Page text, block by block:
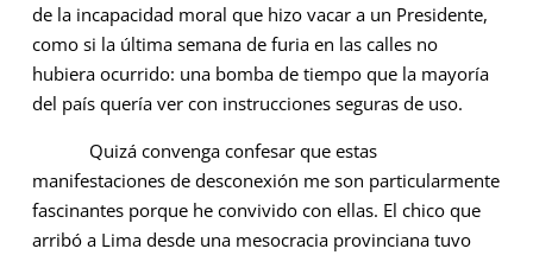
de la incapacidad moral que hizo vacar a un Presidente,
como si la última semana de furia en las calles no
hubiera ocurrido: una bomba de tiempo que la mayoría
del país quería ver con instrucciones seguras de uso.
Quizá convenga confesar que estas
manifestaciones de desconexión me son particularmente
fascinantes porque he convivido con ellas. El chico que
arribó a Lima desde una mesocracia provinciana tuvo